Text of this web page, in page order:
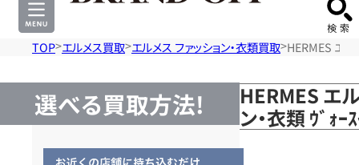
TOP エルメス買取 エルメス ファッション・衣類買取 HERMES エル
選べる買取方法!
HERMES エ
ン・衣類 ｳﾞｫ